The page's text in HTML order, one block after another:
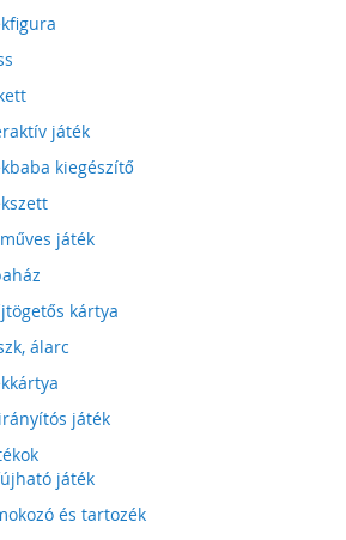
játék
kiegészítő
játék
kártya
álarc
játék
játék
és tartozék